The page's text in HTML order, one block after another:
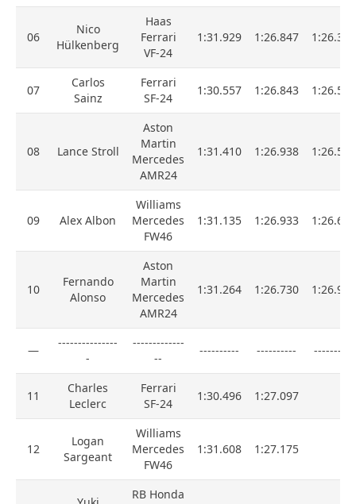
06
Nico
Hülkenberg
Haas
Ferrari
VF-24
1:31.929 1:26.847 1:26.338
07
Carlos
Sainz
Ferrari
SF-24
1:30.557 1:26.843 1:26.509
08 Lance Stroll
Aston
Martin
Mercedes
AMR24
1:31.410 1:26.938 1:26.585
09 Alex Albon
Williams
Mercedes
FW46
1:31.135 1:26.933 1:26.640
10
Fernando
Alonso
Aston
Martin
Mercedes
AMR24
1:31.264 1:26.730 1:26.917
—
---------------
-
-------------
--
---------- ---------- ----------
11
Charles
Leclerc
Ferrari
SF-24
1:30.496 1:27.097
12
Logan
Sargeant
Williams
Mercedes
FW46
1:31.608 1:27.175
RB Honda